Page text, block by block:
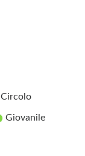
Circolo
Giovanile